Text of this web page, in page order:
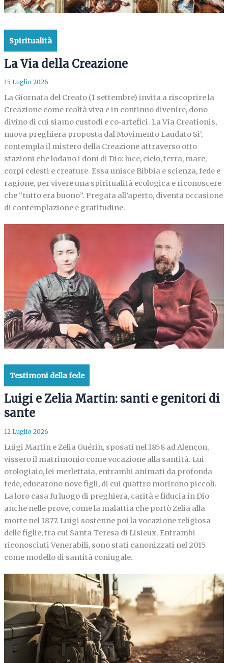
Spiritualità
La Via della Creazione
15 Luglio 2026
La Giornata del Creato (1 settembre) invita a riscoprire la
Creazione come realtà viva e in continuo divenire, dono
divino di cui siamo custodi e co‑artefici. La Via Creationis,
nuova preghiera proposta dal Movimento Laudato Si’,
contempla il mistero della Creazione attraverso otto
stazioni che lodano i doni di Dio: luce, cielo, terra, mare,
corpi celesti e creature. Essa unisce Bibbia e scienza, fede e
ragione, per vivere una spiritualità ecologica e riconoscere
che “tutto era buono”. Pregata all’aperto, diventa occasione
di contemplazione e gratitudine.
Testimoni della fede
Luigi e Zelia Martin: santi e genitori di
sante
12 Luglio 2026
Luigi Martin e Zelia Guérin, sposati nel 1858 ad Alençon,
vissero il matrimonio come vocazione alla santità. Lui
orologiaio, lei merlettaia, entrambi animati da profonda
fede, educarono nove figli, di cui quattro morirono piccoli.
La loro casa fu luogo di preghiera, carità e fiducia in Dio
anche nelle prove, come la malattia che portò Zelia alla
morte nel 1877. Luigi sostenne poi la vocazione religiosa
delle figlie, tra cui Santa Teresa di Lisieux. Entrambi
riconosciuti Venerabili, sono stati canonizzati nel 2015
come modello di santità coniugale.